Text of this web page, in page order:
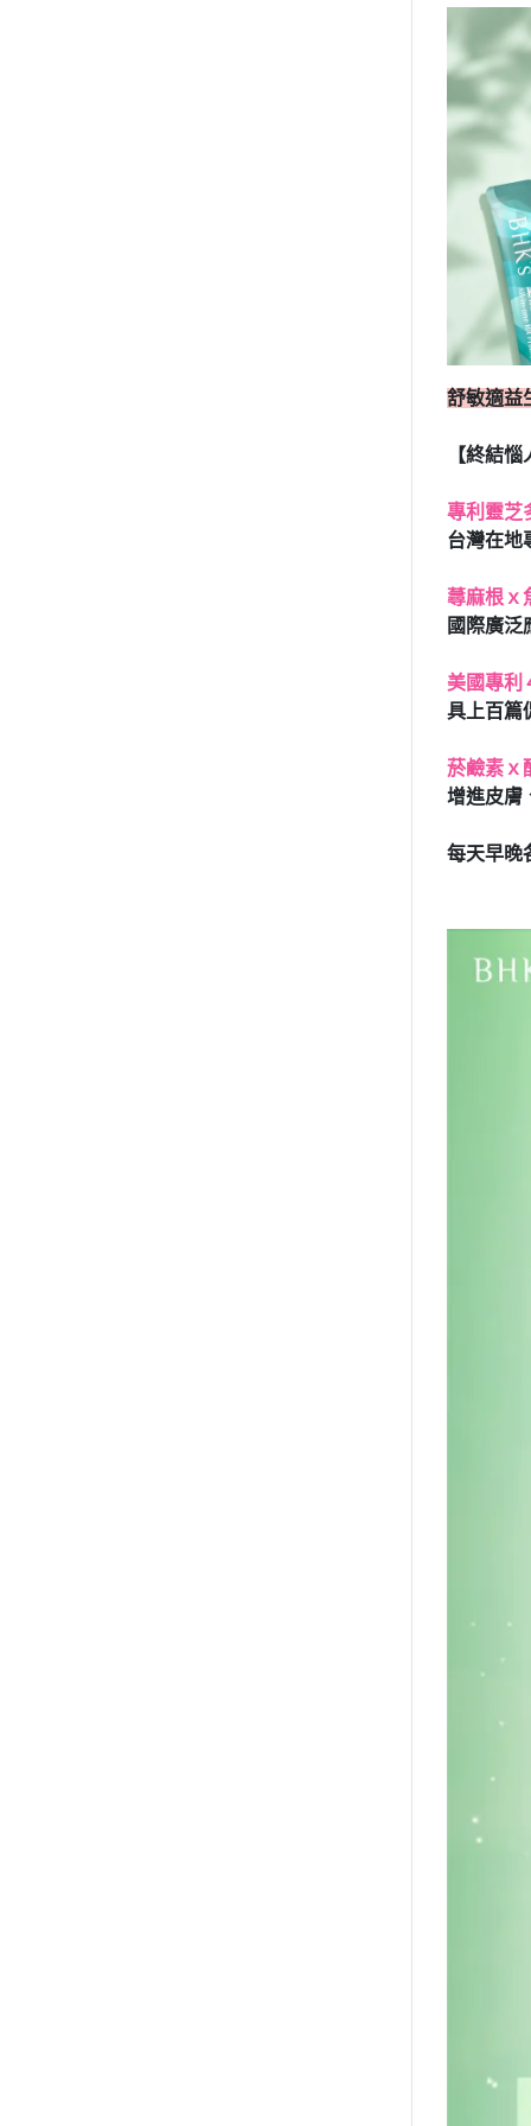
舒敏適益
【終結
專利靈芝
台灣在地
蕁麻根ｘ
國際廣泛
美國專利
具上百篇
菸鹼素ｘ
增進皮膚
每天早晚